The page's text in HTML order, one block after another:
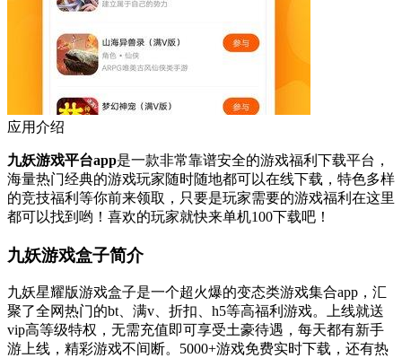
应用介绍
九妖游戏平台app是一款非常靠谱安全的游戏福利下载平台，
海量热门经典的游戏玩家随时随地都可以在线下载，特色多样
的竞技福利等你前来领取，只要是玩家需要的游戏福利在这里
都可以找到哟！喜欢的玩家就快来单机100下载吧！
九妖游戏盒子简介
九妖星耀版游戏盒子是一个超火爆的变态类游戏集合app，汇
聚了全网热门的bt、满v、折扣、h5等高福利游戏。上线就送
vip高等级特权，无需充值即可享受土豪待遇，每天都有新手
游上线，精彩游戏不间断。5000+游戏免费实时下载，还有热